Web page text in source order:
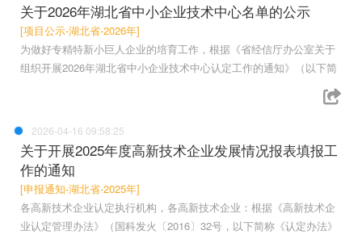
关于2026年湖北省中小企业技术中心名单的公示
[项目公示-湖北省-2026年]
为做好专精特新小巨人企业的培育工作，根据《省经信厅办公室关于
组织开展2026年湖北省中小企业技术中心认定工作的通知》（以下简
2026-04-16 09:58:25
关于开展2025年度高新技术企业发展情况报表填报工
作的通知
[申报通知-湖北省-2025年]
各高新技术企业认定执行机构，各高新技术企业：根据《高新技术企
业认定管理办法》（国科发火〔2016〕32号，以下简称《认定办法》